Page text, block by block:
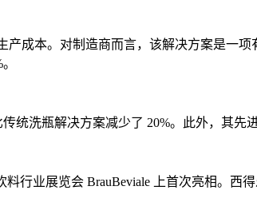
产成本。对制造商而言，该解决方案是一
统洗瓶解决方案减少了 20%。此外，其先
行业展览会 BrauBeviale 上首次亮相。